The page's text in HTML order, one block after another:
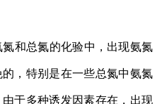
和总氮的化验中，出现氨氮
，特别是在一些总氮中氨氮
于多种诱发因素存在，出现